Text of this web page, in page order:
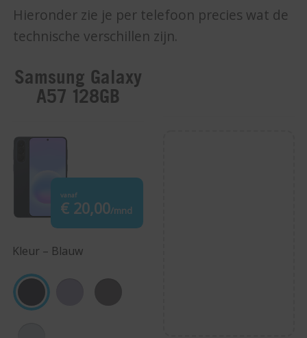
Hieronder zie je per telefoon precies wat de
technische verschillen zijn.
Samsung Galaxy
A57 128GB
vanaf
€ 20,00/mnd
Kleur – Blauw